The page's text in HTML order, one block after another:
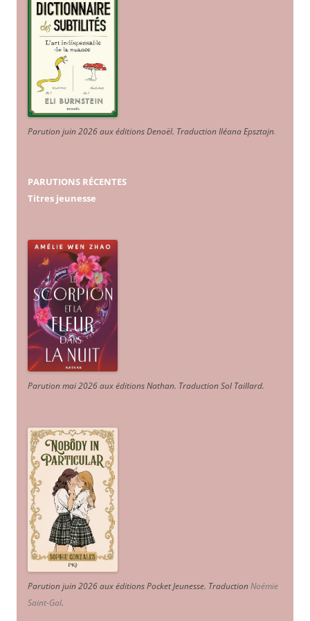
Parution juin 2026 aux éditions Denoël. Traduction Iléana Epsztajn.
PARUTIONS RÉCENTES
Titres jeunesse
Parution mai 2026 aux éditions Nathan. Traduction Sol Taillard.
Parution juin 2026 aux éditions Pocket Jeunesse. TraductionNoémie
Saint-Gal.